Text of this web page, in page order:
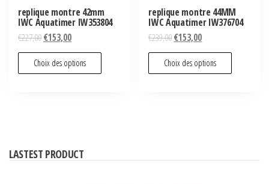
replique montre 42mm
IWC Aquatimer IW353804
€227,00€153,00
Choix des options
replique montre 44MM
IWC Aquatimer IW376704
€239,00€153,00
Choix des options
LASTEST PRODUCT